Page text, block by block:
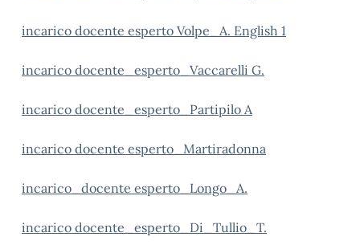
incarico docente esperto Volpe_A. English 1
incarico docente_esperto_Vaccarelli G.
incarico docente_esperto_Partipilo A
incarico docente esperto_Martiradonna
incarico_docente esperto_Longo_A.
incarico docente_esperto_Di_Tullio_T.